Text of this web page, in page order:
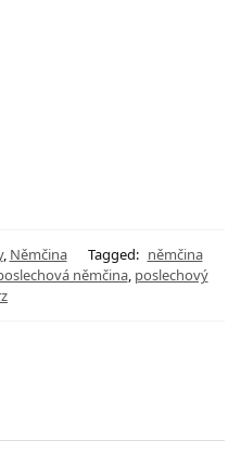
, Němčina Tagged: němčina
němčina, poslechový